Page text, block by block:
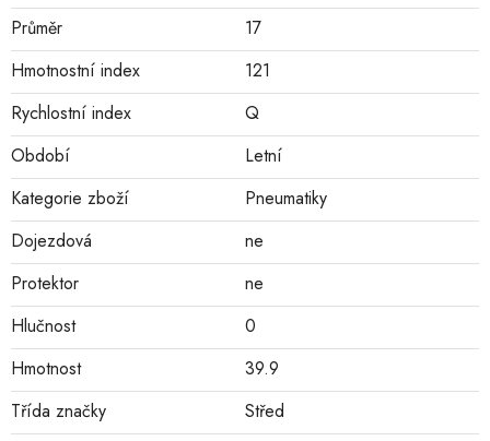
Průměr
17
Hmotnostní index
121
Rychlostní index
Q
Období
Letní
Kategorie zboží
Pneumatiky
Dojezdová
ne
Protektor
ne
Hlučnost
0
Hmotnost
39.9
Třída značky
Střed